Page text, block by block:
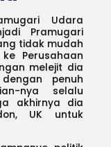
Udara
Pramugari
tidak mudah
Perusahaan
melejit dia
penuh
nya selalu
akhirnya dia
UK untuk